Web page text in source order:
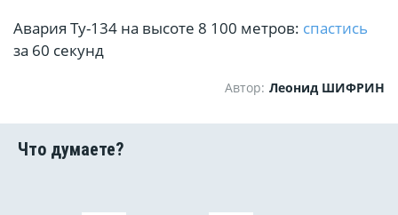
Авария Ту-134 на высоте 8 100 метров: спастись
за 60 секунд
Автор: Леонид ШИФРИН